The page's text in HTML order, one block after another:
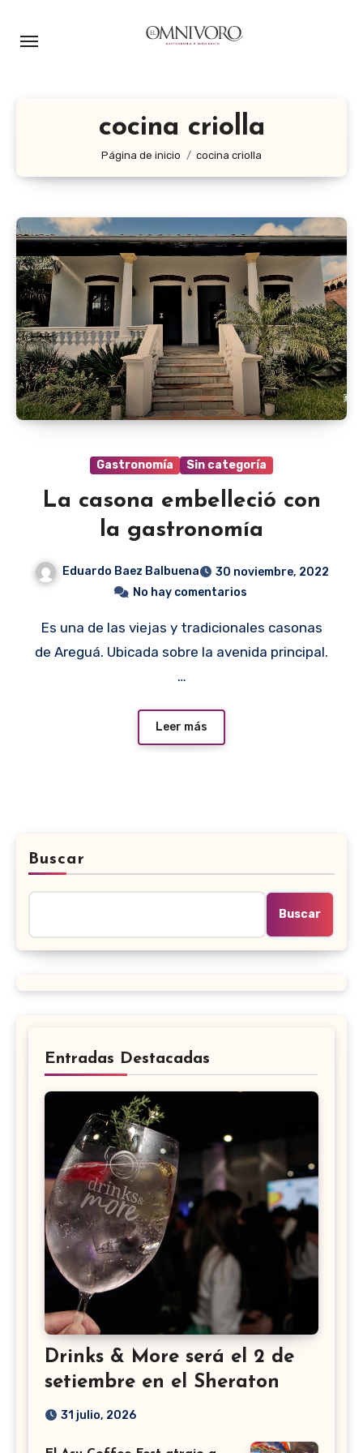
cocina criolla
Página de inicio cocina criolla
Gastronomía Sin categoría
La casona embelleció con
la gastronomía
Eduardo Baez Balbuena
30 noviembre, 2022
No hay comentarios
Es una de las viejas y tradicionales casonas
de Areguá. Ubicada sobre la avenida principal.
…
Leer más
Buscar
Buscar
Entradas Destacadas
Drinks & More será el 2 de
setiembre en el Sheraton
31 julio, 2026